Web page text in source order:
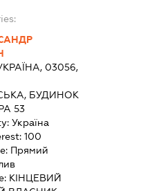
03056,
БУДИНОК
53
Україна
100
Прямий
КІНЦЕВИЙ